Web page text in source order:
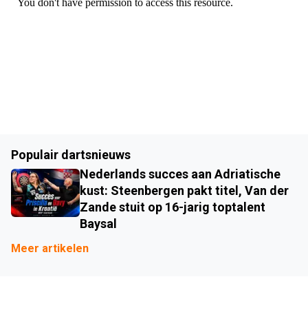
Populair dartsnieuws
Nederlands succes aan Adriatische
kust: Steenbergen pakt titel, Van der
Zande stuit op 16-jarig toptalent
Baysal
Meer artikelen